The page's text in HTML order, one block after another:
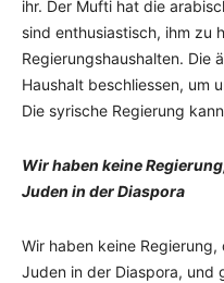
ihr. Der Mufti hat die
sind enthusiastisch, ihm zu
Regierungshaushalten. Die
Haushalt beschliessen, um
Die syrische Regierung
Wir haben keine
Juden in der Diaspora
Wir haben keine
Juden in der Diaspora, und